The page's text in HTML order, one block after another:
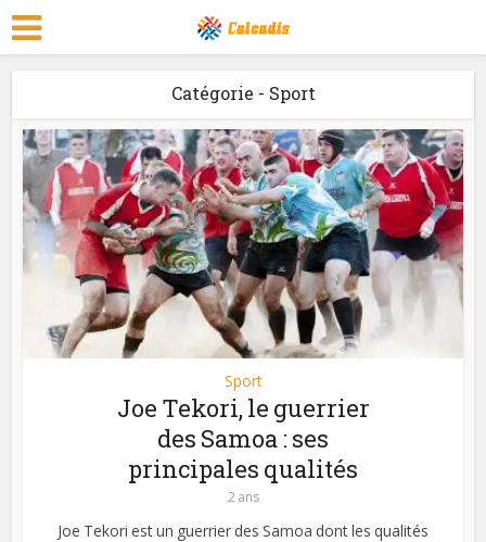
Catégorie - Sport
Sport
Joe Tekori, le guerrier
des Samoa : ses
principales qualités
2 ans
Joe Tekori est un guerrier des Samoa dont les qualités